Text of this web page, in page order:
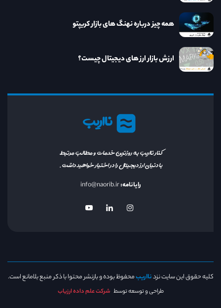
نااریب
کنار نااریب به روزترین خدمات و مطالب مرتبط
با دنیای ارز دیجیتال را در اختیار خواهید داشت.
رایانامه:info@naorib.ir
همه چیز درباره نهنگ های بازار کریپتو
ارزش بازار ارز های دیجیتال چیست؟
کلیه حقوق این سایت نزدنااریبمحفوظ بوده و بازنشر محتوا با ذکر منبع بلامانع است.
طراحی و توسعه توسط شرکت علم داده ارزیاب